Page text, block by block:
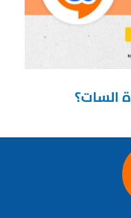
السات؟